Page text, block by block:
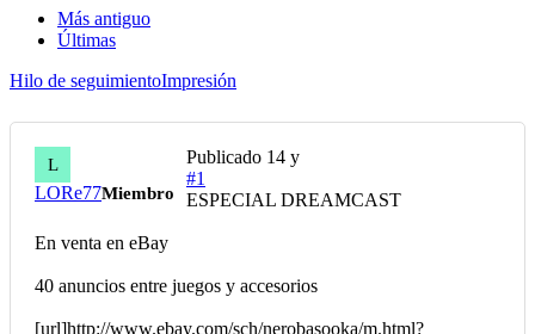
Más antiguo
Últimas
Hilo de seguimientoImpresión
L
LORe77Miembro
Publicado 14 y
#1
ESPECIAL DREAMCAST
En venta en eBay
40 anuncios entre juegos y accesorios
[url]http://www.ebay.com/sch/nerobasooka/m.html?